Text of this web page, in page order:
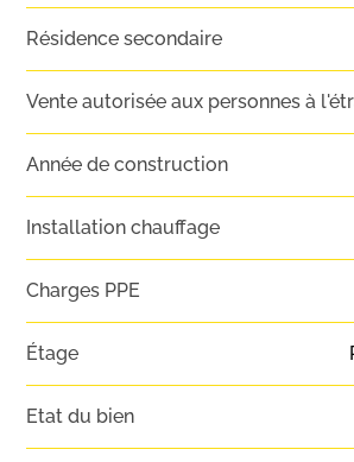
Résidence secondaire
Vente autorisée aux personnes à
Année de construction
Installation chauffage
Charges PPE
Étage
Etat du bien